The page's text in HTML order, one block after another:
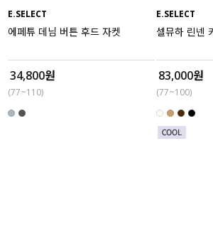
E.SELECT
에페튜 데님 버튼 후드 자켓
34,800원
(77~110)
E.SELECT
셀뮤하 린넨
83,000원
(77~100)